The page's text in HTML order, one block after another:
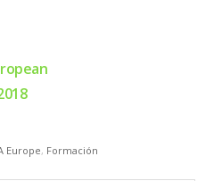
Europe, Formación